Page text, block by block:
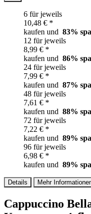
6 für jeweils
10,48 € *
kaufen und 83%
12 für jeweils
8,99 € *
kaufen und 86%
24 für jeweils
7,99 € *
kaufen und 87%
48 für jeweils
7,61 € *
kaufen und 88%
72 für jeweils
7,22 € *
kaufen und 89%
96 für jeweils
6,98 € *
kaufen und 89%
Details Mehr
Cappuccino